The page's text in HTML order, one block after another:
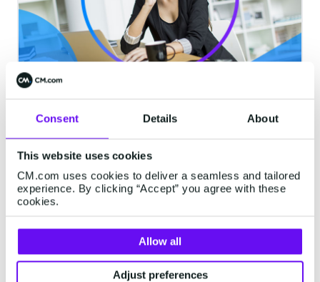
Consent Details About
This website uses cookies
CM.com uses cookies to deliver a seamless and tailored
experience. By clicking “Accept” you agree with these
cookies.
Allow all
Adjust preferences
满足客户个性化沟通，国际语音成
出海优质“搭子”
很多与用户生活息息相关的行业都离不开语音沟
通，不同行业的企业也可以通过语音渠道实现与
用户的多场景互动。
阅读需要1分钟·May 09, 2025